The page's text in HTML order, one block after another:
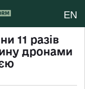
EN
11 разів
дронами